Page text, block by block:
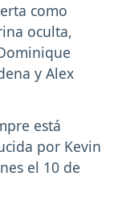
como
oculta,
y Alex
está
por Kevin
el 10 de